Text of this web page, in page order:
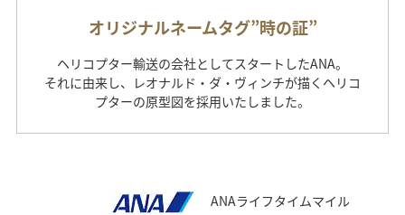
オリジナルネームタグ”時の証”
ヘリコプター輸送の会社としてスタートしたANA。
それに由来し、レオナルド・ダ・ヴィンチが描くヘリコ
プターの原型図を採用いたしました。
ANAライフタイムマイル